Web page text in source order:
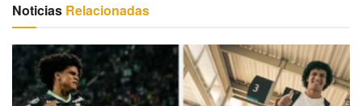
Noticias Relacionadas